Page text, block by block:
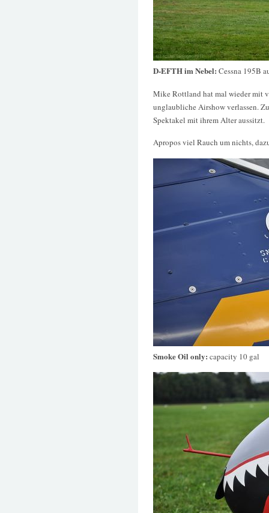
D-EFTH im Nebel: Cessna 195B
Mike Rottland hat mal wieder mit
unglaubliche Airshow verlassen.
Spektakel mit ihrem Alter aussitzt.
Apropos viel Rauch um nichts,
Smoke Oil only: capacity 10 gal